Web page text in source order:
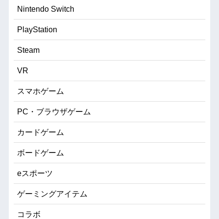
Nintendo Switch
PlayStation
Steam
VR
スマホゲーム
PC・ブラウザゲーム
カードゲーム
ボードゲーム
eスポーツ
ゲーミングアイテム
コラボ